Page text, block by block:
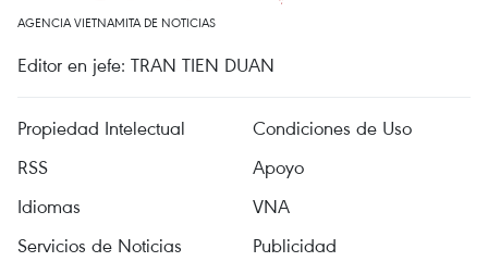
AGENCIA VIETNAMITA DE NOTICIAS
Editor en jefe: TRAN TIEN DUAN
Propiedad Intelectual
Condiciones de Uso
RSS
Apoyo
Idiomas
VNA
Servicios de Noticias
Publicidad